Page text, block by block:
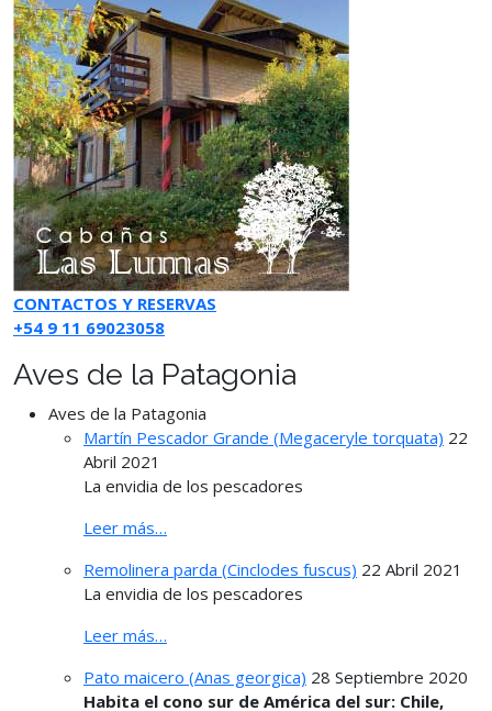
CONTACTOS Y RESERVAS
+54 9 11 69023058
Aves de la Patagonia
Aves de la Patagonia
Martín Pescador Grande (Megaceryle torquata) 22
Abril 2021
La envidia de los pescadores
Leer más…
Remolinera parda (Cinclodes fuscus) 22 Abril 2021
La envidia de los pescadores
Leer más…
Pato maicero (Anas georgica) 28 Septiembre 2020
Habita el cono sur de América del sur: Chile,